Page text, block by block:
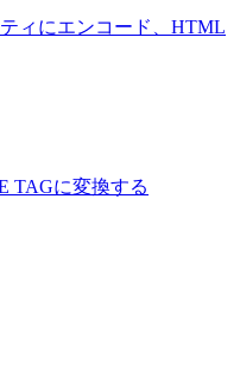
ィにエンコード、HTML
TAGに変換する